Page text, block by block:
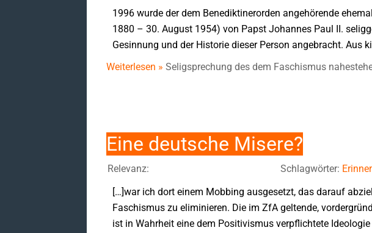
1996 wurde der dem Benediktinerorden angehörende
1880 – 30. August 1954) von Papst Johannes Paul II.
Gesinnung und der Historie dieser Person angebracht. Aus
Weiterlesen » Seligsprechung des dem Faschismus
Eine deutsche Misere?
Relevanz: Schlagwörter:
[…]war ich dort einem Mobbing ausgesetzt, das darauf
Faschismus zu eliminieren. Die im ZfA geltende,
ist in Wahrheit eine dem Positivismus verpflichtete